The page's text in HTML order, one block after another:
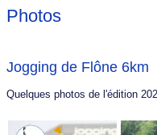
Photos
Jogging de Flône 6km
Quelques photos de l'édition